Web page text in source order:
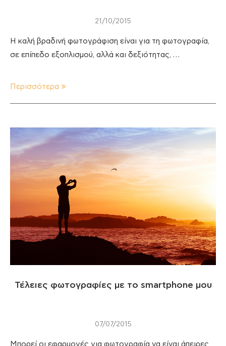
21/10/2015
Η καλή βραδινή φωτογράφιση είναι για τη φωτογραφία,
σε επίπεδο εξοπλισμού, αλλά και δεξιότητας, …
Περισσότερα
Τέλειες φωτογραφίες με το smartphone μου
07/07/2015
Μπορεί οι εφαρμογές για φωτογραφία να είναι άπειρες